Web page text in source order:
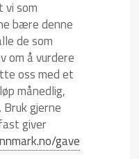
som
bære denne
de som
om å vurdere
oss med et
månedlig,
gjerne
giver
gave